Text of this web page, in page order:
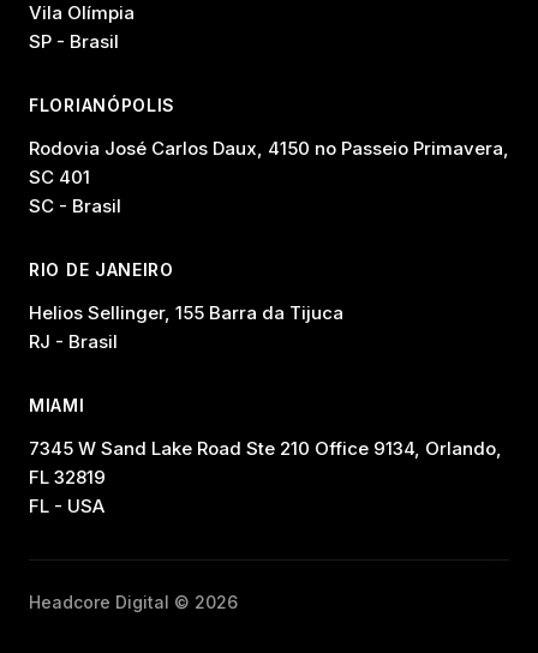
Vila Olímpia
SP - Brasil
FLORIANÓPOLIS
Rodovia José Carlos Daux, 4150 no Passeio Primavera,
SC 401
SC - Brasil
RIO DE JANEIRO
Helios Sellinger, 155 Barra da Tijuca
RJ - Brasil
MIAMI
7345 W Sand Lake Road Ste 210 Office 9134, Orlando,
FL 32819
FL - USA
Headcore Digital © 2026